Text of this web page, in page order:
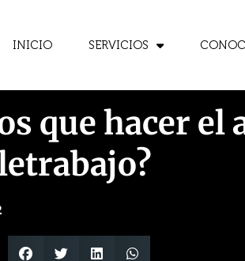
INICIO SERVICIOS
que hacer el